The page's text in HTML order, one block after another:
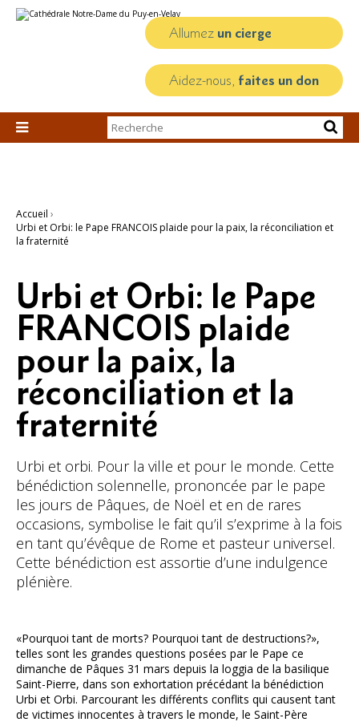
au
personnels
Allumez un cierge
Aidez-nous, faites un don

Chercher par
Recherche
Accueil ›
Urbi et Orbi: le Pape FRANCOIS plaide pour la paix, la réconciliation et
la fraternité
Urbi et Orbi: le Pape
FRANCOIS plaide
pour la paix, la
réconciliation et la
fraternité
Urbi et orbi. Pour la ville et pour le monde. Cette
bénédiction solennelle, prononcée par le pape
les jours de Pâques, de Noël et en de rares
occasions, symbolise le fait qu’il s’exprime à la fois
en tant qu’évêque de Rome et pasteur universel.
Cette bénédiction est assortie d’une indulgence
plénière.
«Pourquoi tant de morts? Pourquoi tant de destructions?»,
telles sont les grandes questions posées par le Pape ce
dimanche de Pâques 31 mars depuis la loggia de la basilique
Saint-Pierre, dans son exhortation précédant la bénédiction
Urbi et Orbi. Parcourant les différents conflits qui causent tant
de victimes innocentes à travers le monde, le Saint-Père